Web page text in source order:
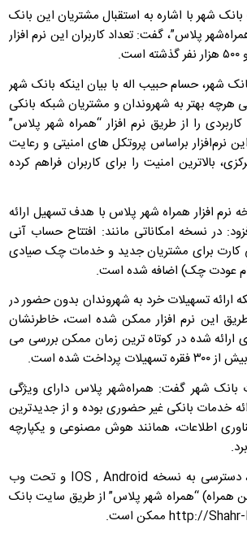
شهر با اشاره به استقبال مشتریان این بانک
پلاس”، گفت: تعداد کاربران این نرم افزار
شهر، حسام حبیب اله با بیان اینکه بانک شهر
هرچه بهتر به شهروندان و مشتریان شبکه بانکی
را از طریق نرم افزار “همراه شهر پلاس”
نرم‌افزار براساس پروتکل های امنیتی و رعایت
بالاترین امنیت را برای کاربران فراهم کرده
نرم افزار همراه شهر پلاس با هدف تسهیل ارائه
در نسخه امکاناتی مانند: افتتاح حساب آنی
کارت برای مشتریان جدید و خدمات چک صیادی
عودت چک) اضافه شده است.
ارائه تسهیلات خرد به شهروندان بدون حضور در
این نرم افزار ممکن شده است، خاطرنشان
شده در کوتاه ترین زمان ممکن بررسی می
شده است.
بانک شهر گفت: همراه‌شهر پلاس دارای ویژگی
خدمات بانکی غیر حضوری بوده و از جدیدترین
اطلاعات، همانند هوش مصنوعی و یکپارچه
این گزارش می افزاید، دسترسی به نسخه IOS , Android و تحت وب
همراه) “همراه شهر پلاس” از طریق سایت بانک